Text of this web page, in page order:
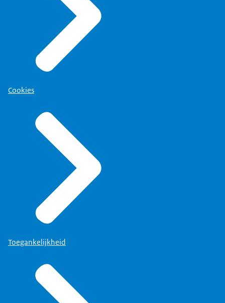
Cookies
Toegankelijkheid